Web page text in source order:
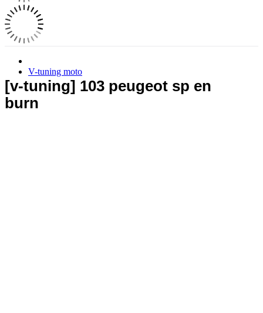
V-tuning moto
[v-tuning] 103 peugeot sp en
burn